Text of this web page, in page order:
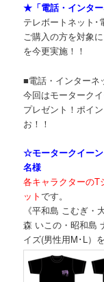
★「電話・インタ
テレボートネット･
ご購入の方を対象
を今更実施！！
■電話・インターネ
今回はモーターク
プレゼント！ポイ
お！！
☆モータークイー
名様
各キャラクターのT
ットです。
《平和島 こむぎ・
森 いこの・昭和島
イズ(男性用M･L）